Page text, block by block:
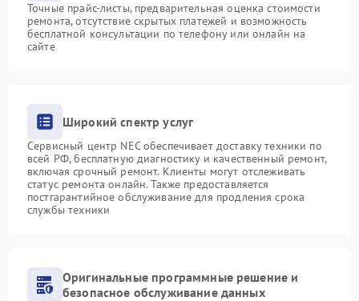
Точные прайс-листы, предварительная оценка стоимости
ремонта, отсутствие скрытых платежей и возможность
бесплатной консультации по телефону или онлайн на
сайте
Широкий спектр услуг
Сервисный центр NEC обеспечивает доставку техники по
всей РФ, бесплатную диагностику и качественный ремонт,
включая срочный ремонт. Клиенты могут отслеживать
статус ремонта онлайн. Также предоставляется
постгарантийное обслуживание для продления срока
службы техники
Оригинальные программные решение и
безопасное обслуживание данных